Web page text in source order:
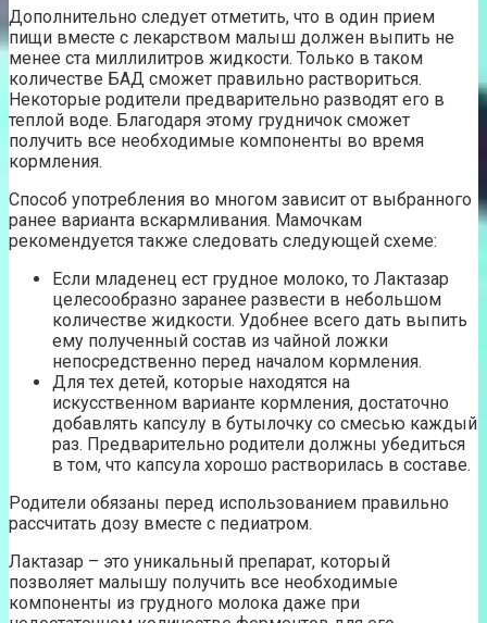
Дополнительно следует отметить, что в один прием
пищи вместе с лекарством малыш должен выпить не
менее ста миллилитров жидкости. Только в таком
количестве БАД сможет правильно раствориться.
Некоторые родители предварительно разводят его в
теплой воде. Благодаря этому грудничок сможет
получить все необходимые компоненты во время
кормления.
Способ употребления во многом зависит от выбранного
ранее варианта вскармливания. Мамочкам
рекомендуется также следовать следующей схеме:
Если младенец ест грудное молоко, то Лактазар
целесообразно заранее развести в небольшом
количестве жидкости. Удобнее всего дать выпить
ему полученный состав из чайной ложки
непосредственно перед началом кормления.
Для тех детей, которые находятся на
искусственном варианте кормления, достаточно
добавлять капсулу в бутылочку со смесью каждый
раз. Предварительно родители должны убедиться
в том, что капсула хорошо растворилась в составе.
Родители обязаны перед использованием правильно
рассчитать дозу вместе с педиатром.
Лактазар – это уникальный препарат, который
позволяет малышу получить все необходимые
компоненты из грудного молока даже при